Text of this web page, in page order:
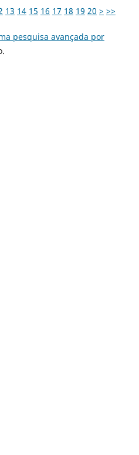
13 14 15 16 17 18 19 20 > >>
pesquisa avançada por